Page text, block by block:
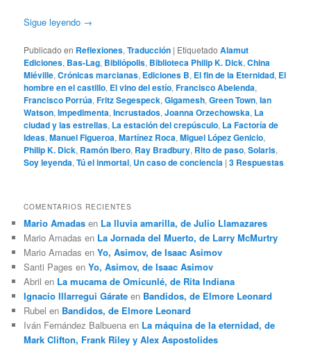
Sigue leyendo →
Publicado en Reflexiones,Traducción | Etiquetado Alamut
Ediciones, Bas-Lag, Bibliópolis, Biblioteca Philip K. Dick,China
Miéville,Crónicas marcianas, Ediciones B, El fin de la Eternidad, El
hombre en el castillo, El vino del estío,Francisco Abelenda,
Francisco Porrúa,Fritz Segespeck,Gigamesh,Green Town,Ian
Watson,Impedimenta,Incrustados,Joanna Orzechowska, La
ciudad y las estrellas, La estación del crepúsculo, La Factoría de
Ideas,Manuel Figueroa,Martínez Roca,Miguel López Genicio,
Philip K. Dick, Ramón Ibero, Ray Bradbury, Rito de paso,Solaris,
Soy leyenda,Tú el inmortal, Un caso de conciencia |3 Respuestas
COMENTARIOS RECIENTES
Mario Amadas en La lluvia amarilla, de Julio Llamazares
Mario Amadas en La Jornada del Muerto, de Larry McMurtry
Mario Amadas enYo, Asimov, de Isaac Asimov
Santi Pages enYo, Asimov, de Isaac Asimov
Abril en La mucama de Omicunlé, de Rita Indiana
Ignacio Illarregui Gárate en Bandidos, de Elmore Leonard
Rubel en Bandidos, de Elmore Leonard
Iván Fernández Balbuena en La máquina de la eternidad, de
Mark Clifton, Frank Riley y Alex Aspostolides